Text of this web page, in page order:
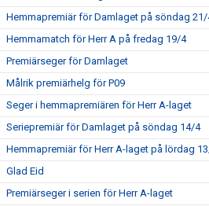
Hemmapremiär för Damlaget på söndag 21/
Hemmamatch för Herr A på fredag 19/4
Premiärseger för Damlaget
Målrik premiärhelg för P09
Seger i hemmapremiären för Herr A-laget
Seriepremiär för Damlaget på söndag 14/4
Hemmapremiär för Herr A-laget på lördag
Glad Eid
Premiärseger i serien för Herr A-laget